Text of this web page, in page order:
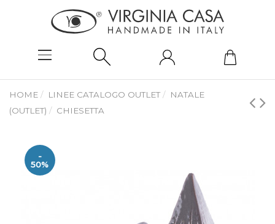
HOME LINEE CATALOGO OUTLET
NATALE
(OUTLET)
CHIESETTA
-
50%